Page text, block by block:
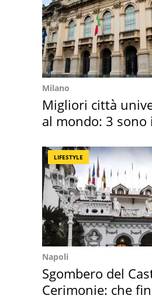
Milano
Migliori città
al mondo: 3 sono
LIFESTYLE
Napoli
Sgombero del
Cerimonie: che